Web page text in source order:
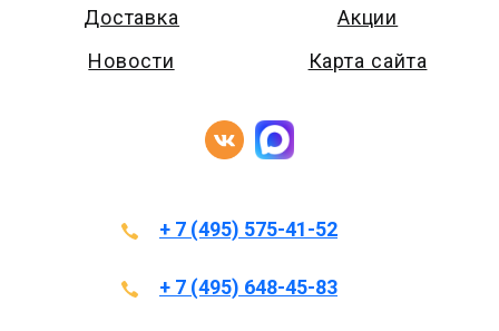
Доставка
Новости
Акции
Карта сайта
+ 7 (495) 575-41-52
+ 7 (495) 648-45-83